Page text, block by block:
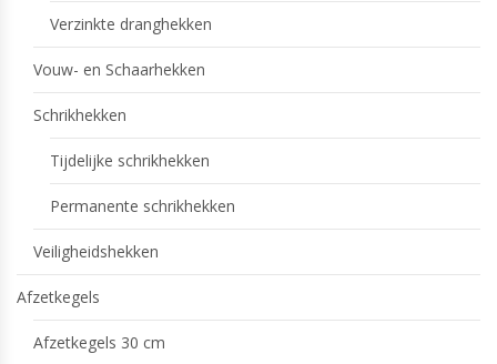
Verzinkte dranghekken
Vouw- en Schaarhekken
Schrikhekken
Tijdelijke schrikhekken
Permanente schrikhekken
Veiligheidshekken
Afzetkegels
Afzetkegels 30 cm